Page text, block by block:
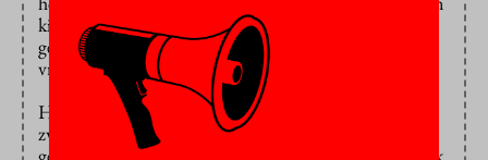
kinderen pas over drie generaties partner bij een
gerenommeerd advocatenkantoor kunnen worden?”
vroeg hij.
Het debat werd gepolariseerd door de anti-
zwartepietenlobby, vond iemand. “Er worden punten